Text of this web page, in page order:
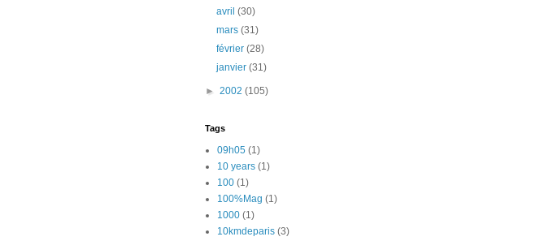
avril(30)
mars(31)
février(28)
janvier(31)
► 2002 (105)
Tags
09h05 (1)
10 years (1)
100 (1)
100%Mag (1)
1000 (1)
10kmdeparis (3)